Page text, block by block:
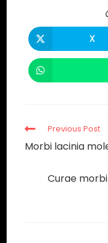
X
Previous Post
Morbi lacinia
Curae